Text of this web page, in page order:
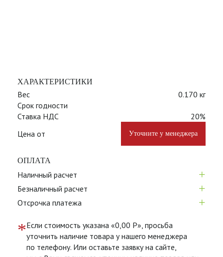
ХАРАКТЕРИСТИКИ
Вес
0.170 кг
Срок годности
Ставка НДС
20%
Цена от
Уточните у менеджера
ОПЛАТА
Наличный расчет +
Безналичный расчет +
Отсрочка платежа +
*Если стоимость указана «0,00 Р», просьба
уточнить наличие товара у нашего менеджера
по телефону. Или оставьте заявку на сайте,